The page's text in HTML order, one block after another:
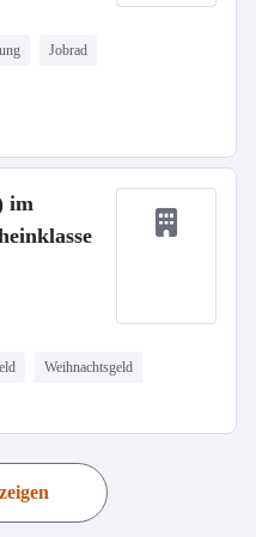
Jobrad
im
Weihnachtsgeld